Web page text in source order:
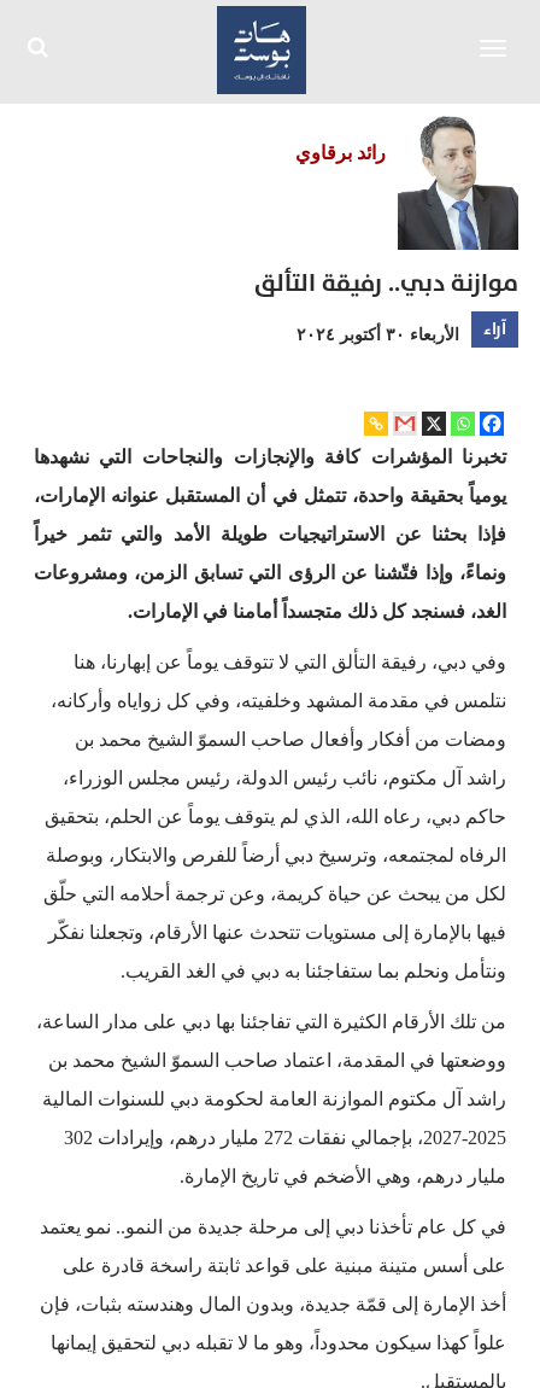
رائد برقاوي
موازنة دبي.. رفيقة التألق
آراء الأربعاء ٣٠ أكتوبر ٢٠٢٤
تخبرنا المؤشرات كافة والإنجازات والنجاحات التي نشهدها
يومياً بحقيقة واحدة، تتمثل في أن المستقبل عنوانه الإمارات،
فإذا بحثنا عن الاستراتيجيات طويلة الأمد والتي تثمر خيراً
ونماءً، وإذا فتّشنا عن الرؤى التي تسابق الزمن، ومشروعات
الغد، فسنجد كل ذلك متجسداً أمامنا في الإمارات.
وفي دبي، رفيقة التألق التي لا تتوقف يوماً عن إبهارنا، هنا
نتلمس في مقدمة المشهد وخلفيته، وفي كل زواياه وأركانه،
ومضات من أفكار وأفعال صاحب السموّ الشيخ محمد بن
راشد آل مكتوم، نائب رئيس الدولة، رئيس مجلس الوزراء،
حاكم دبي، رعاه الله، الذي لم يتوقف يوماً عن الحلم، بتحقيق
الرفاه لمجتمعه، وترسيخ دبي أرضاً للفرص والابتكار، وبوصلة
لكل من يبحث عن حياة كريمة، وعن ترجمة أحلامه التي حلّق
فيها بالإمارة إلى مستويات تتحدث عنها الأرقام، وتجعلنا نفكّر
ونتأمل ونحلم بما ستفاجئنا به دبي في الغد القريب.
من تلك الأرقام الكثيرة التي تفاجئنا بها دبي على مدار الساعة،
ووضعتها في المقدمة، اعتماد صاحب السموّ الشيخ محمد بن
راشد آل مكتوم الموازنة العامة لحكومة دبي للسنوات المالية
2025-2027، بإجمالي نفقات 272 مليار درهم، وإيرادات 302
مليار درهم، وهي الأضخم في تاريخ الإمارة.
في كل عام تأخذنا دبي إلى مرحلة جديدة من النمو.. نمو يعتمد
على أسس متينة مبنية على قواعد ثابتة راسخة قادرة على
أخذ الإمارة إلى قمّة جديدة، وبدون المال وهندسته بثبات، فإن
علواً كهذا سيكون محدوداً، وهو ما لا تقبله دبي لتحقيق إيمانها
بالمستقبل.